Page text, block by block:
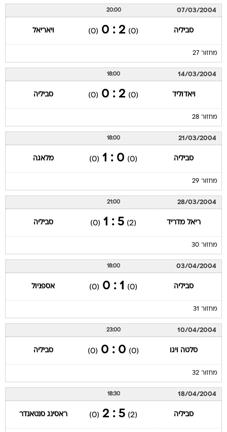
07/03/2004
20:00
סביליה (0)
2 : 0
(0) ויאריאל
מחזור 27
14/03/2004
18:00
ויאדוליד (0)
2 : 0
(0) סביליה
מחזור 28
21/03/2004
18:00
סביליה (0)
0 : 1
(0) מלאגה
מחזור 29
28/03/2004
21:00
ריאל מדריד (2)
5 : 1
(0) סביליה
מחזור 30
03/04/2004
18:00
סביליה (0)
1 : 0
(0) אספניול
מחזור 31
10/04/2004
23:00
סלטה ויגו (0)
0 : 0
(0) סביליה
מחזור 32
18/04/2004
18:30
סביליה (2)
5 : 2
(0) ראסינג סנטאנדר